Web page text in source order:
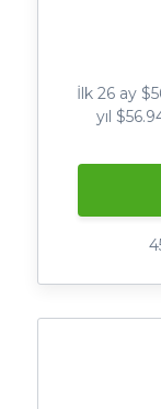
İlk 26 ay
yıl